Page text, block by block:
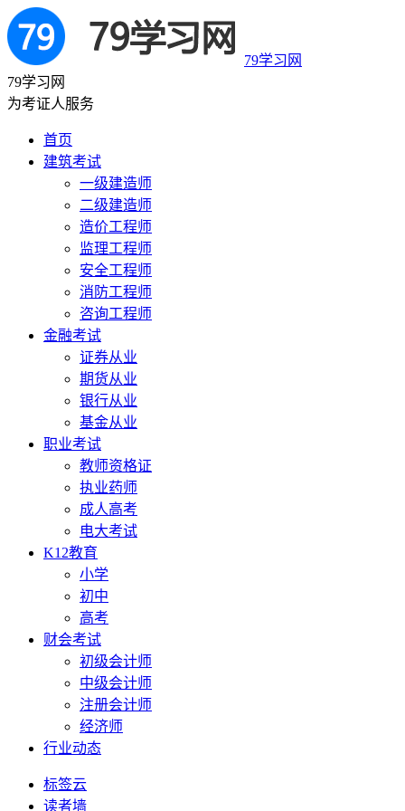
79学习网
79学习网
为考证人服务
首页
建筑考试
一级建造师
二级建造师
造价工程师
监理工程师
安全工程师
消防工程师
咨询工程师
金融考试
证券从业
期货从业
银行从业
基金从业
职业考试
教师资格证
执业药师
成人高考
电大考试
K12教育
小学
初中
高考
财会考试
初级会计师
中级会计师
注册会计师
经济师
行业动态
标签云
读者墙